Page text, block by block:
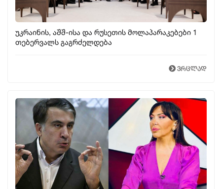
უკრაინის, აშშ-ისა და რუსეთის მოლაპარაკებები 1
თებერვალს გაგრძელდება
ვრცლად